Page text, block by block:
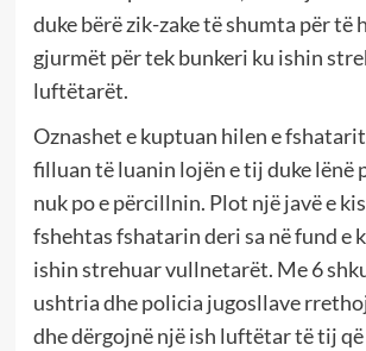
duke bërë zik-zake të shumta për të
gjurmët për tek bunkeri ku ishin
luftëtarët.
Oznashet e kuptuan hilen e
filluan të luanin lojën e tij duke lënë
nuk po e përcillnin. Plot një javë e
fshehtas fshatarin deri sa në fund e
ishin strehuar vullnetarët. Me 6
ushtria dhe policia jugosllave
dhe dërgojnë një ish luftëtar të tij